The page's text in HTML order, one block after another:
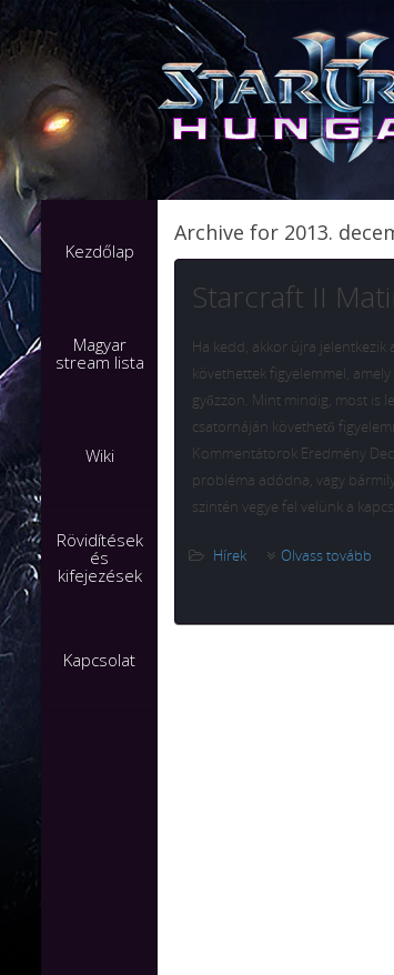
Kezdőlap
Magyar
stream lista
Wiki
Rövidítések
és
kifejezések
Kapcsolat
Archive for 2013.
Starcraft II
Ha kedd, akkor újra jelentkezik
követhettek figyelemmel,
győzzön. Mint mindig, most is
csatornáján követhető
Kommentátorok Eredmény
probléma adódna, vagy
szintén vegye fel velünk a
Hírek Olvass tovább